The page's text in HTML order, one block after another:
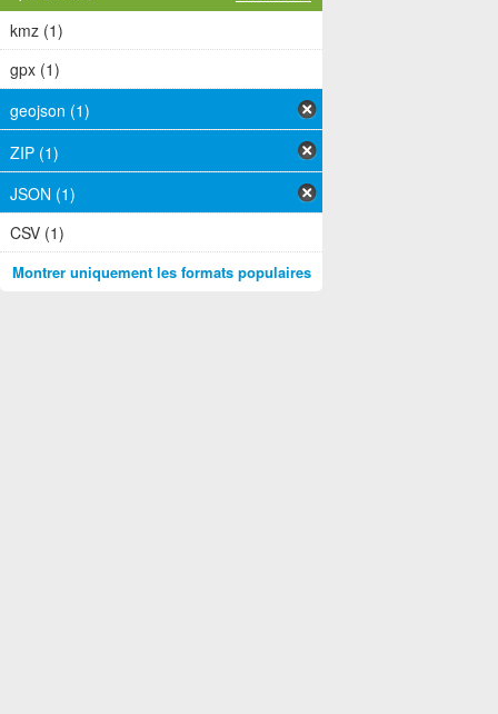
kmz (1)
gpx (1)
geojson (1)
ZIP (1)
JSON (1)
CSV (1)
Montrer uniquement les formats populaires